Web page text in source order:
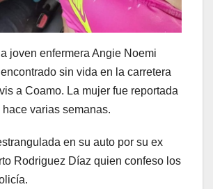
joven enfermera Angie Noemi
sin vida en la carretera
a Coamo. La mujer fue reportada
varias semanas.
en su auto por su ex
Rodriguez Díaz quien confeso los